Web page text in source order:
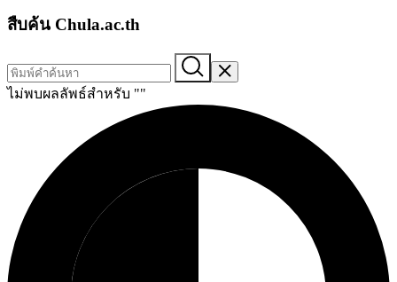
สืบค้น Chula.ac.th
ไม่พบผลลัพธ์สำหรับ ""